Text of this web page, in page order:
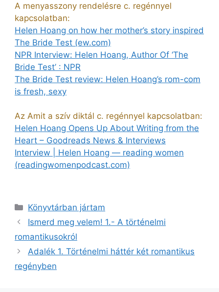
A menyasszony rendelésre c. regénnyel
kapcsolatban:
Helen Hoang on how her mother’s story inspired
The Bride Test (ew.com)
NPR Interview: Helen Hoang, Author Of ‘The
Bride Test’ : NPR
The Bride Test review: Helen Hoang’s rom-com
is fresh, sexy
Az Amit a szív diktál c. regénnyel kapcsolatban:
Helen Hoang Opens Up About Writing from the
Heart – Goodreads News & Interviews
Interview | Helen Hoang — reading women
(readingwomenpodcast.com)
Könyvtárban jártam
Ismerd meg velem! 1.- A történelmi
romantikusokról
Adalék 1. Történelmi háttér két romantikus
regényben